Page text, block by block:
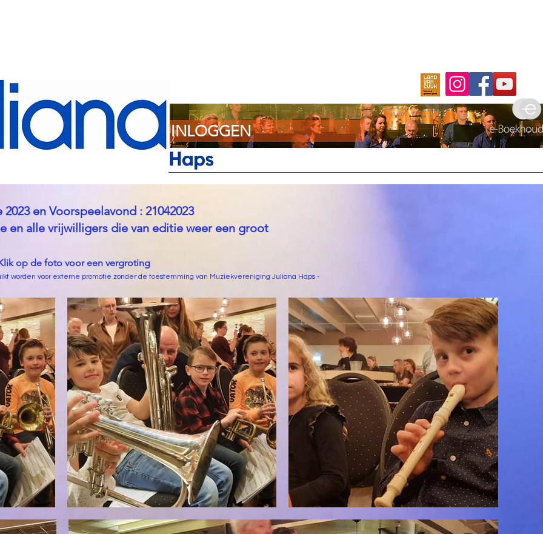
INLOGGEN
en Voorspeelavond : 21042023
en alle vrijwilligers die van editie weer een groot
op de foto voor een vergroting
worden voor externe promotie zonder de toestemming van Muziekvereniging Juliana Haps -